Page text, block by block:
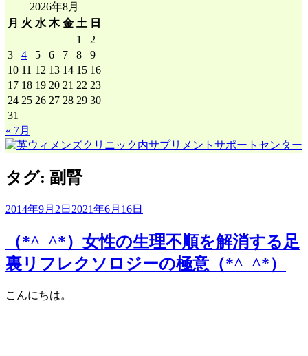
ア
ー
イ
ブ
2026年8月
月 火 水 木 金 土 日
1
2
3
4 5 6 7 8
9
10 11 12 13 14 15 16
17 18 19 20 21 22 23
24 25 26 27 28 29 30
31
« 7月
タグ: 副腎
2014年9月2日 2021年6月16日
（*^_^*）女性の生理不順を解消する足
裏リフレクソロジーの極意（*^_^*）
こんにちは。